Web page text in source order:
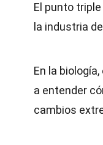
El punto triple
la industria
En la
a entender
cambios